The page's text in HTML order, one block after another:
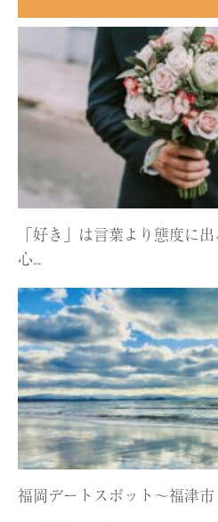
「好き」は言葉より態度に
心...
福岡デートスポット〜福津